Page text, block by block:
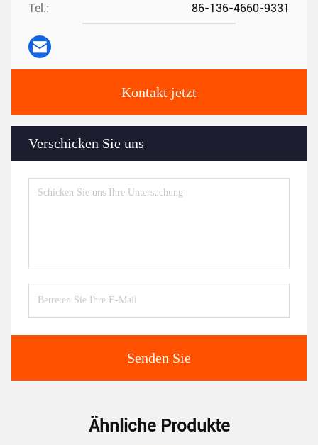
Tel.: 86-136-4660-9331
Kontakt jetzt
Verschicken Sie uns
Senden Sie
Ähnliche Produkte